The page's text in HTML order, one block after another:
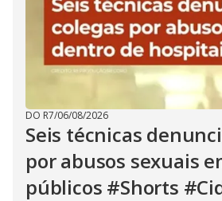
DO R7/06/08/2026
Seis técnicas
por abusos sexuais
públicos #Shorts